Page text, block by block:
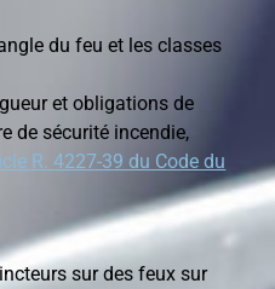
du feu et les classes
et obligations de
de sécurité incendie,
R. 4227-39 du Code du
sur des feux sur